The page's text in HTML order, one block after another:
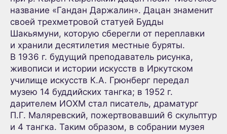
название «Гандан Даржалин». Дацан знаменит
своей трехметровой статуей Будды
Шакьямуни, которую сберегли от переплавки
и хранили десятилетия местные буряты.
В 1936 г. будущий преподаватель рисунка,
живописи и истории искусств в Иркутском
училище искусств К.А. Грюнберг передал
музею 14 буддийских тангка; в 1952 г.
дарителем ИОХМ стал писатель, драматург
П.Г. Маляревский, пожертвовавший 6 скульптур
и 4 тангка. Таким образом, в собрании музея